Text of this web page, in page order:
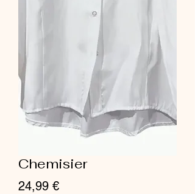
Chemisier
24,99 €Prix